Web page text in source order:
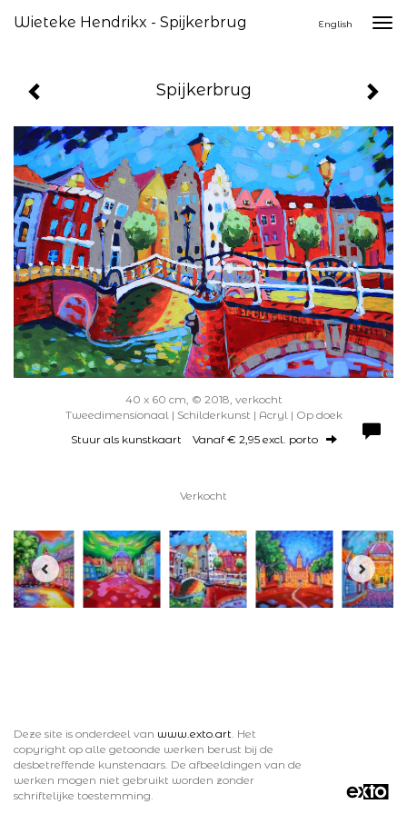
Wieteke Hendrikx - Spijkerbrug English
Spijkerbrug
40 x 60 cm, © 2018, verkocht
Tweedimensionaal | Schilderkunst | Acryl | Op doek
Stuur als kunstkaart Vanaf € 2,95 excl. porto
Verkocht
Deze site is onderdeel van www.exto.art . Het
copyright op alle getoonde werken berust bij de
desbetreffende kunstenaars. De afbeeldingen van de
werken mogen niet gebruikt worden zonder
schriftelijke toestemming.